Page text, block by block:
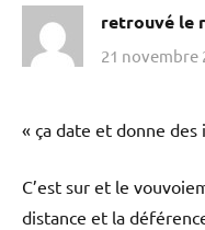
retrouvé le
21 novembre
« ça date et donne
C’est sur et le
distance et la